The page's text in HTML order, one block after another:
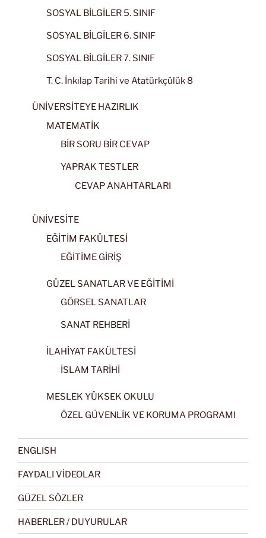
SOSYAL BİLGİLER 5. SINIF
SOSYAL BİLGİLER 6. SINIF
SOSYAL BİLGİLER 7. SINIF
T. C. İnkılap Tarihi ve Atatürkçülük 8
ÜNİVERSİTEYE HAZIRLIK
MATEMATİK
BİR SORU BİR CEVAP
YAPRAK TESTLER
CEVAP ANAHTARLARI
ÜNİVESİTE
EĞİTİM FAKÜLTESİ
EĞİTİME GİRİŞ
GÜZEL SANATLAR VE EĞİTİMİ
GÖRSEL SANATLAR
SANAT REHBERİ
İLAHİYAT FAKÜLTESİ
İSLAM TARİHİ
MESLEK YÜKSEK OKULU
ÖZEL GÜVENLİK VE KORUMA PROGRAMI
ENGLISH
FAYDALI VİDEOLAR
GÜZEL SÖZLER
HABERLER / DUYURULAR